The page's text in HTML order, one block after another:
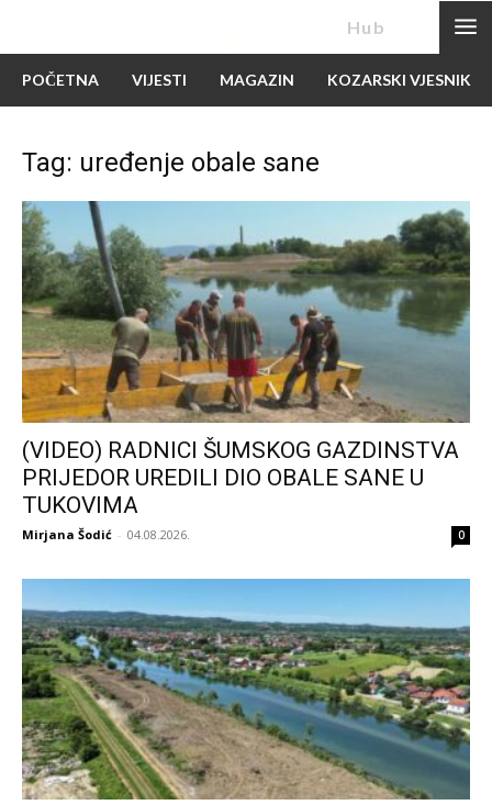
Hub
POČETNA VIJESTI MAGAZIN KOZARSKI VJESNIK
Tag: uređenje obale sane
(VIDEO) RADNICI ŠUMSKOG GAZDINSTVA
PRIJEDOR UREDILI DIO OBALE SANE U
TUKOVIMA
Mirjana Šodić - 04.08.2026. 0